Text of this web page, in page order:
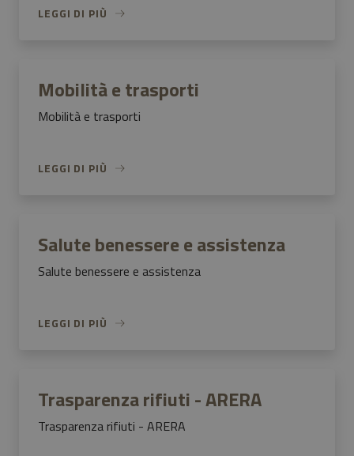
LEGGI DI PIÙ
Mobilità e trasporti
Mobilità e trasporti
LEGGI DI PIÙ
Salute benessere e assistenza
Salute benessere e assistenza
LEGGI DI PIÙ
Trasparenza rifiuti - ARERA
Trasparenza rifiuti - ARERA